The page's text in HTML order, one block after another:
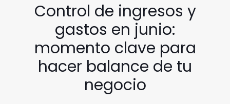
Control de ingresos y
gastos en junio:
momento clave para
hacer balance de tu
negocio